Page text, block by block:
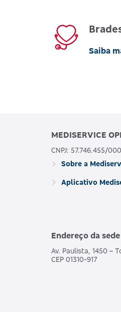
Saiba
MEDISERVICE
CNPJ: 57.746.455/
Sobre a
Aplicativo
Endereço da sede
Av. Paulista, 1450 –
CEP 01310-917